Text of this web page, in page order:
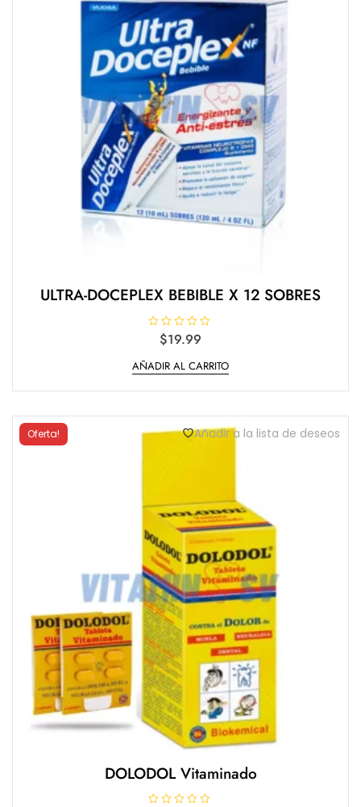
ULTRA-DOCEPLEX BEBIBLE X 12 SOBRES
o
r
d
0
$19.99
AÑADIR AL CARRITO
Oferta! Añadir a la lista de deseos
DOLODOL Vitaminado